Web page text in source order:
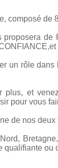
composé de
un rôle
plus, et
pour vous
de nos deux